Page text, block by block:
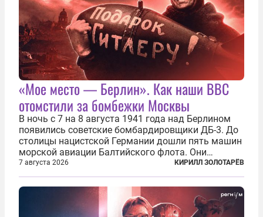
«Мое место — Берлин». Как наши ВВС
отомстили за бомбежки Москвы
В ночь с 7 на 8 августа 1941 года над Берлином
появились советские бомбардировщики ДБ-3. До
столицы нацистской Германии дошли пять машин
морской авиации Балтийского флота. Они
сбросили бомбы на город, который в тот момент
жил в полной уверенности, что война идет где-то
далеко на востоке, Красная...
7 августа 2026 КИРИЛЛ ЗОЛОТАРЁВ